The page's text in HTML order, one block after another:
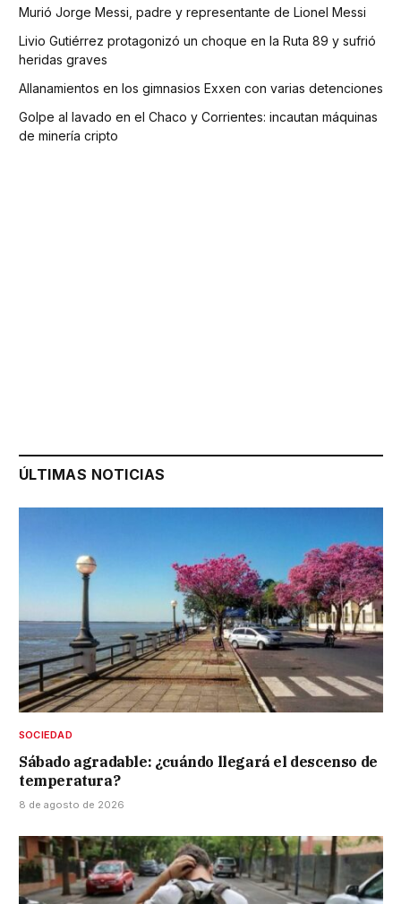
Murió Jorge Messi, padre y representante de Lionel Messi
Livio Gutiérrez protagonizó un choque en la Ruta 89 y sufrió
heridas graves
Allanamientos en los gimnasios Exxen con varias detenciones
Golpe al lavado en el Chaco y Corrientes: incautan máquinas
de minería cripto
ÚLTIMAS NOTICIAS
SOCIEDAD
Sábado agradable: ¿cuándo llegará el descenso de
temperatura?
8 de agosto de 2026